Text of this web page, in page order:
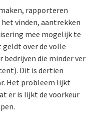
rapporteren
vinden, aantrekken
mee mogelijk te
over de volle
bedrijven die minder ver
Dit is dertien
Het probleem lijkt
er is lijkt de voorkeur